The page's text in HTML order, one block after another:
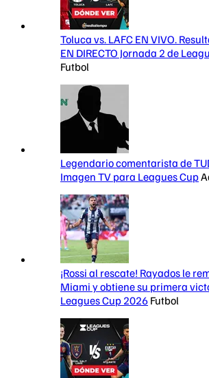
Toluca vs. LAFC EN VIVO.
EN DIRECTO Jornada 2 de
Futbol
Legendario comentarista de
Imagen TV para Leagues Cup
¡Rossi al rescate! Rayados le
Miami y obtiene su primera
Leagues Cup 2026 Futbol